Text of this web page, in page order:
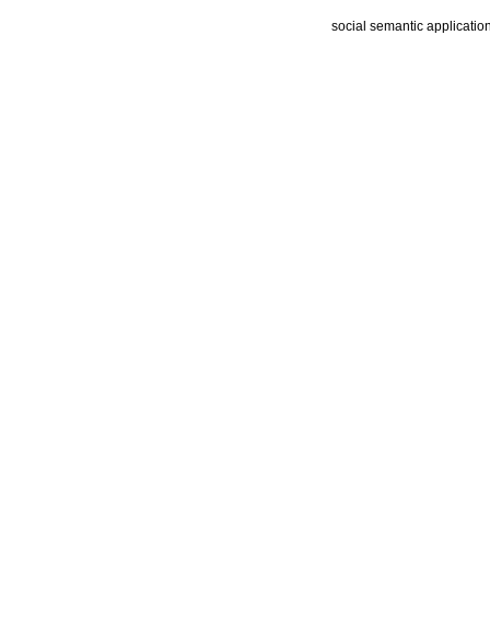
social semantic